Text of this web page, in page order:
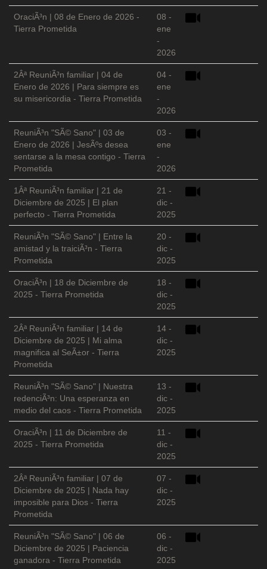
OraciÃ³n | 08 de Enero de 2026 -
Tierra Prometida
08 -
ene
-
2026
2Âª ReuniÃ³n familiar | 04 de
Enero de 2026 | Para siempre es
su misericordia - Tierra Prometida
04 -
ene
-
2026
ReuniÃ³n "SÃ© Sano" | 03 de
Enero de 2026 | JesÃºs desea
sentarse a la mesa contigo - Tierra
Prometida
03 -
ene
-
2026
1Âª ReuniÃ³n familiar | 21 de
Diciembre de 2025 | El plan
perfecto - Tierra Prometida
21 -
dic -
2025
ReuniÃ³n "SÃ© Sano" | Entre la
amistad y la traiciÃ³n - Tierra
Prometida
20 -
dic -
2025
OraciÃ³n | 18 de Diciembre de
2025 - Tierra Prometida
18 -
dic -
2025
2Âª ReuniÃ³n familiar | 14 de
Diciembre de 2025 | Mi alma
magnifica al SeÃ±or - Tierra
Prometida
14 -
dic -
2025
ReuniÃ³n "SÃ© Sano" | Nuestra
redenciÃ³n: Una esperanza en
medio del caos - Tierra Prometida
13 -
dic -
2025
OraciÃ³n | 11 de Diciembre de
2025 - Tierra Prometida
11 -
dic -
2025
2Âª ReuniÃ³n familiar | 07 de
Diciembre de 2025 | Nada hay
imposible para Dios - Tierra
Prometida
07 -
dic -
2025
ReuniÃ³n "SÃ© Sano" | 06 de
Diciembre de 2025 | Paciencia
ganadora - Tierra Prometida
06 -
dic -
2025